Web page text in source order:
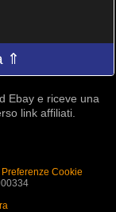
⇑
Ebay e riceve una
link affiliati.
Preferenze Cookie